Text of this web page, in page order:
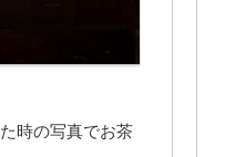
時の写真でお茶